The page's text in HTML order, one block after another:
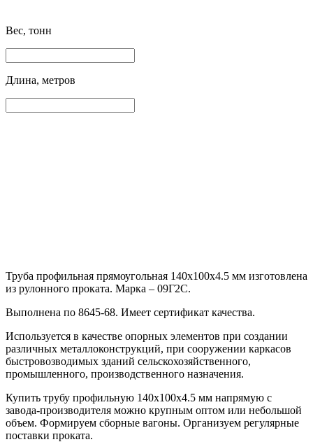
Вес, тонн
Длина, метров
Труба профильная прямоугольная 140х100х4.5 мм изготовлена
из рулонного проката. Марка – 09Г2С.
Выполнена по 8645-68. Имеет сертификат качества.
Используется в качестве опорных элементов при создании
различных металлоконструкций, при сооружении каркасов
быстровозводимых зданий сельскохозяйственного,
промышленного, производственного назначения.
Купить трубу профильную 140х100х4.5 мм напрямую с
завода-производителя можно крупным оптом или небольшой
объем. Формируем сборные вагоны. Организуем регулярные
поставки проката.